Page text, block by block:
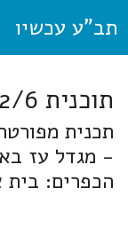
תב"ע עכשיו
תוכנית 407/2/6 גוש עציון
- מגדל עז
הכפרים: